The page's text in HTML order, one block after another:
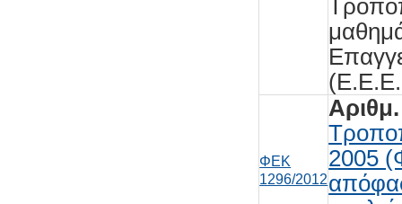
ΦΕΚ
1296/2012
2005